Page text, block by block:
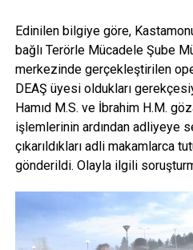
Edinilen bilgiye göre,
bağlı Terörle Mücadele Şube
merkezinde gerçekleştirilen
DEAŞ üyesi oldukları
Hamıd M.S. ve İbrahim H.M.
işlemlerinin ardından adliyeye
çıkarıldıkları adli makamlarca
gönderildi. Olayla ilgili